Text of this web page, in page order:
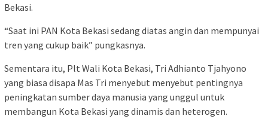
Bekasi.
“Saat ini PAN Kota Bekasi sedang diatas angin dan mempunyai
tren yang cukup baik” pungkasnya.
Sementara itu, Plt Wali Kota Bekasi, Tri Adhianto Tjahyono
yang biasa disapa Mas Tri menyebut menyebut pentingnya
peningkatan sumber daya manusia yang unggul untuk
membangun Kota Bekasi yang dinamis dan heterogen.